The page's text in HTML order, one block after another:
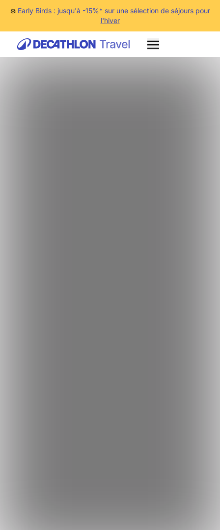
❄️ Early Birds : jusqu'à -15%* sur une sélection de séjours pour
l'hiver